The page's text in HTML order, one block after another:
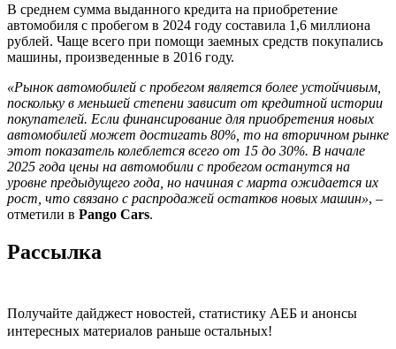
В среднем сумма выданного кредита на приобретение
автомобиля с пробегом в 2024 году составила 1,6 миллиона
рублей. Чаще всего при помощи заемных средств покупались
машины, произведенные в 2016 году.
«Рынок автомобилей с пробегом является более устойчивым,
поскольку в меньшей степени зависит от кредитной истории
покупателей. Если финансирование для приобретения новых
автомобилей может достигать 80%, то на вторичном рынке
этот показатель колеблется всего от 15 до 30%. В начале
2025 года цены на автомобили с пробегом останутся на
уровне предыдущего года, но начиная с марта ожидается их
рост, что связано с распродажей остатков новых машин», –
отметили в Pango Cars.
Рассылка
Получайте дайджест новостей, статистику АЕБ и анонсы
интересных материалов раньше остальных!